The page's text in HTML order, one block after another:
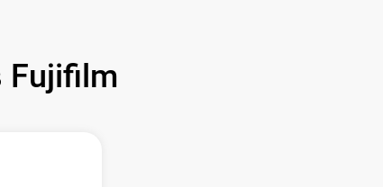
Fujifilm